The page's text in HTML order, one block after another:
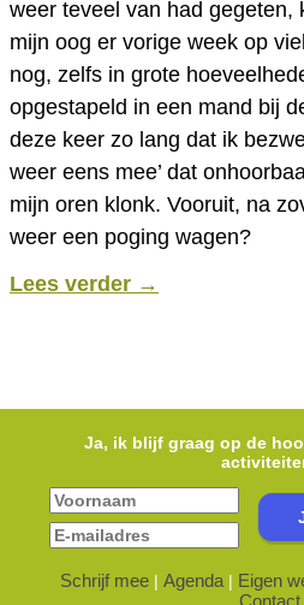
weer teveel van had gegeten,
mijn oog er vorige week op
nog, zelfs in grote
opgestapeld in een mand bij
deze keer zo lang dat ik
weer eens mee’ dat
mijn oren klonk. Vooruit, na
weer een poging wagen?
Lees verder →
Ja, ik blijf graag op de
Schrijf mee | Agenda | Eigen
Contact